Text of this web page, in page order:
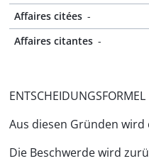
Affaires citées -
Affaires citantes -
ENTSCHEIDUNGSFORMEL
Aus diesen Gründen wird
Die Beschwerde wird